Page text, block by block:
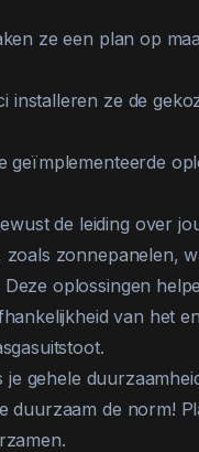
ze een plan op
installeren ze de
geïmplementeerde
de leiding over
zonnepanelen,
oplossingen
van het
gehele
duurzaam de norm!